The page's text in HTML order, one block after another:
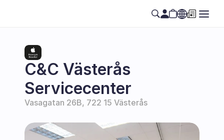
SE
C&C Västerås
Servicecenter
Vasagatan 26B, 722 15 Västerås